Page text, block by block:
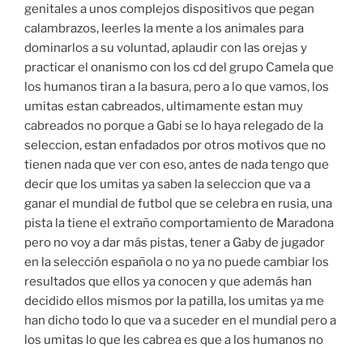
genitales a unos complejos dispositivos que pegan
calambrazos, leerles la mente a los animales para
dominarlos a su voluntad, aplaudir con las orejas y
practicar el onanismo con los cd del grupo Camela que
los humanos tiran a la basura, pero a lo que vamos, los
umitas estan cabreados, ultimamente estan muy
cabreados no porque a Gabi se lo haya relegado de la
seleccion, estan enfadados por otros motivos que no
tienen nada que ver con eso, antes de nada tengo que
decir que los umitas ya saben la seleccion que va a
ganar el mundial de futbol que se celebra en rusia, una
pista la tiene el extraño comportamiento de Maradona
pero no voy a dar más pistas, tener a Gaby de jugador
en la selección española o no ya no puede cambiar los
resultados que ellos ya conocen y que además han
decidido ellos mismos por la patilla, los umitas ya me
han dicho todo lo que va a suceder en el mundial pero a
los umitas lo que les cabrea es que a los humanos no